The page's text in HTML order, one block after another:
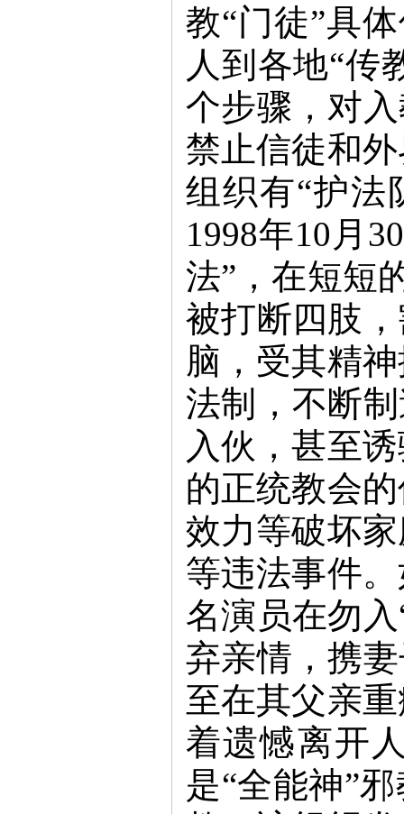
教“门徒”具
人到各地“传
个步骤，对
禁止信徒和
组织有“护法
1998年10月
法”，在短短
被打断四肢
脑，受其精
法制，不断
入伙，甚至
的正统教会
效力等破坏
等违法事件
名演员在勿
弃亲情，携
至在其父亲
着遗憾离开
是“全能神”